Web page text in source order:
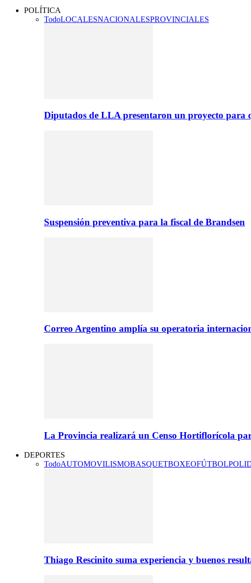
POLÍTICA
TodoLOCALESNACIONALESPROVINCIALES
Diputados de LLA presentaron un proyecto para
Suspensión preventiva para la fiscal de Brandsen
Correo Argentino amplía su operatoria
La Provincia realizará un Censo Hortiflorícola
DEPORTES
TodoAUTOMOVILISMOBASQUETBOXEOFÚTBOL
Thiago Rescinito suma experiencia y buenos